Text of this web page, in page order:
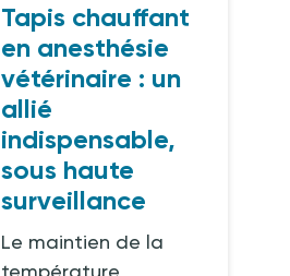
Tapis chauffant
en anesthésie
vétérinaire : un
allié
indispensable,
sous haute
surveillance
Le maintien de la
température